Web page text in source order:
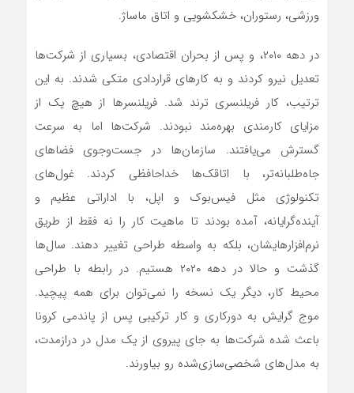
ورزشی، رستوران، خشکشویی و اتاق ماساژ.
در دهه ۲۰۱۰، و پس از بحران اقتصادی، بسیاری از شرکت‌ها
تعدیل نیرو کردند و به کارهای قراردادی متکی شدند. به این
ترتیب، کار فریلنسری ترند شد. فریلنسرها از هیچ یک از
مزایای کارمندی بهره‌‌‌مند نبودند. شرکت‌ها اما به سرعت
گسترش می‌یافتند. سازمان‌ها در جست‌وجوی فضاهای
جاه‌‌‌طلبانه‌‌‌تر، با اتاقک‌‌‌ها خداحافظی کردند. غول‌‌‌های
تکنولوژی مثل فیس‌بوک و اپل، با اداراتی عظیم و
آینده‌‌‌گرایانه، آمده بودند تا ماهیت کار را نه فقط از طریق
نرم‌‌‌افزارهایشان، بلکه به واسطه طراحی تغییر دهند. سال‌ها
گذشت و حالا در دهه ۲۰۲۰ هستیم. در رابطه با طراحی
محیط کار، دیگر یک نسخه را نمی‌توان برای همه پیچید.
موج گرایش به دورکاری و کار ترکیبی پس از پاندمی کرونا
باعث شده شرکت‌ها به جای پیروی از یک مدل در درازمدت،
به مدل‌‌‌های شخصی‌‌‌سازی‌‌‌شده رو بیاورند.